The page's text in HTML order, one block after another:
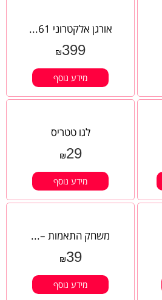
אורגן אלקטרוני 61...
₪399
מידע נוסף
לגו טטריס
₪29
מידע נוסף
משחק התאמות –...
₪39
מידע נוסף